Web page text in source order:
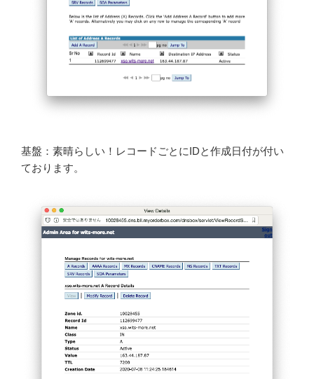
基盤：素晴らしい！レコードごとにIDと作成日付が付い
ております。